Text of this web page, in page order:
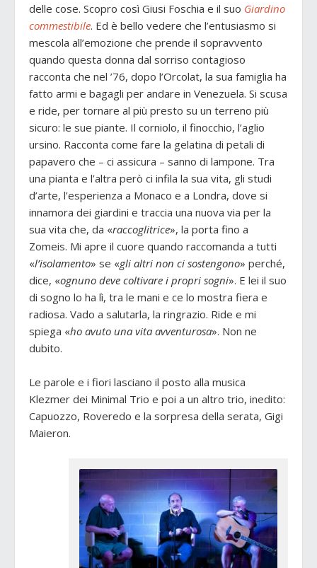
delle cose. Scopro così Giusi Foschia e il suo Giardino
commestibile. Ed è bello vedere che l’entusiasmo si
mescola all’emozione che prende il sopravvento
quando questa donna dal sorriso contagioso
racconta che nel ’76, dopo l’Orcolat, la sua famiglia ha
fatto armi e bagagli per andare in Venezuela. Si scusa
e ride, per tornare al più presto su un terreno più
sicuro: le sue piante. Il corniolo, il finocchio, l’aglio
ursino. Racconta come fare la gelatina di petali di
papavero che – ci assicura – sanno di lampone. Tra
una pianta e l’altra però ci infila la sua vita, gli studi
d’arte, l’esperienza a Monaco e a Londra, dove si
innamora dei giardini e traccia una nuova via per la
sua vita che, da «raccoglitrice», la porta fino a
Zomeis. Mi apre il cuore quando raccomanda a tutti
«l’isolamento» se «gli altri non ci sostengono» perché,
dice, «ognuno deve coltivare i propri sogni». E lei il suo
di sogno lo ha lì, tra le mani e ce lo mostra fiera e
radiosa. Vado a salutarla, la ringrazio. Ride e mi
spiega «ho avuto una vita avventurosa». Non ne
dubito.
Le parole e i fiori lasciano il posto alla musica
Klezmer dei Minimal Trio e poi a un altro trio, inedito:
Capuozzo, Roveredo e la sorpresa della serata, Gigi
Maieron.